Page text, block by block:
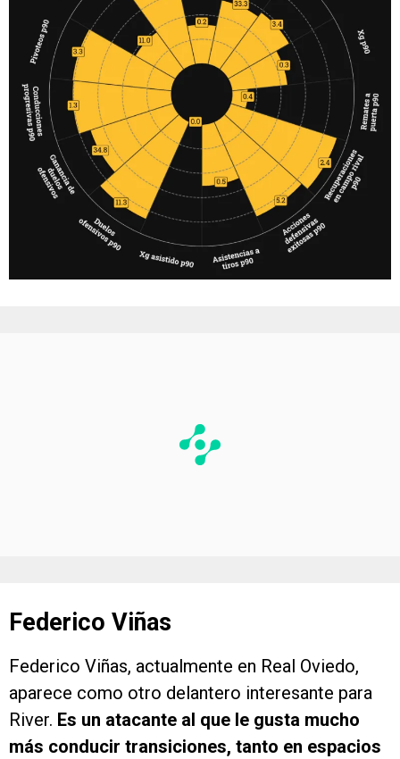
Federico Viñas
Federico Viñas, actualmente en Real Oviedo,
aparece como otro delantero interesante para
River. Es un atacante al que le gusta mucho
más conducir transiciones, tanto en espacios